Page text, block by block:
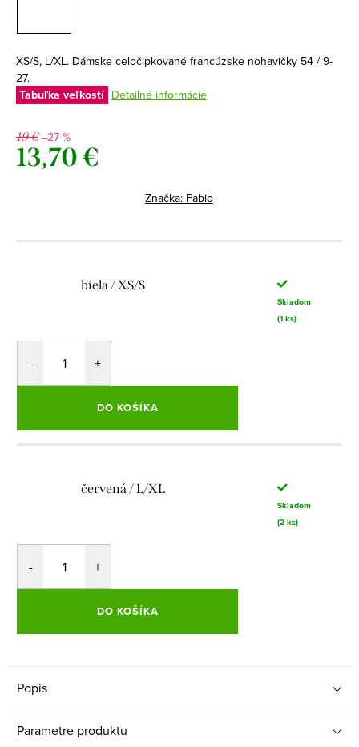
XS/S, L/XL. Dámske celočipkované francúzske nohavičky 54 / 9-
27.
Tabuľka veľkostí Detailné informácie
19 €–27 %
13,70 €
Značka: Fabio
biela / XS/S
Skladom
(1 ks)
DO KOŠÍKA
červená / L/XL
Skladom
(2 ks)
DO KOŠÍKA
Popis
Parametre produktu